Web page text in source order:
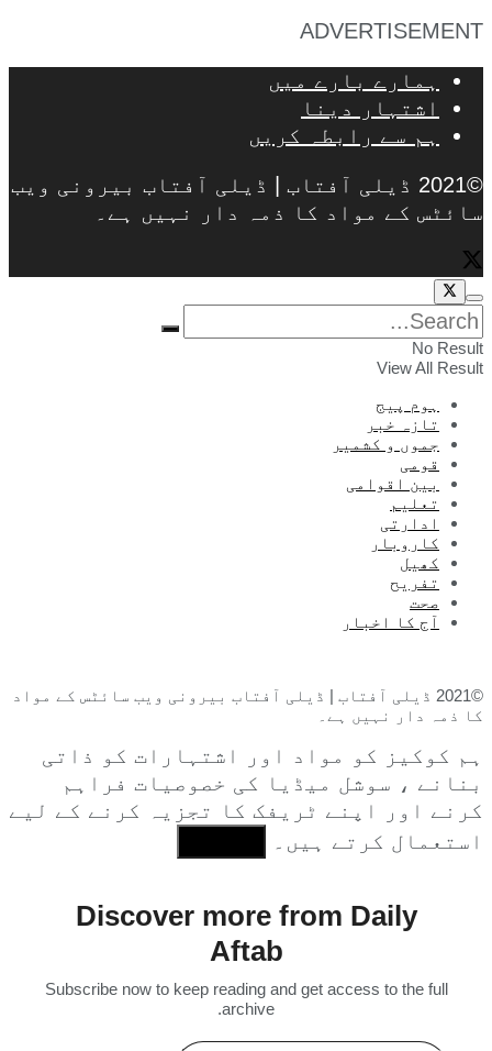
ADVERTISEMENT
ہمارے بارے میں
اشتہار دینا
ہم سے رابطہ کریں
©2021 ڈیلی آفتاب | ڈیلی آفتاب بیرونی ویب
سائٹس کے مواد کا ذمہ دار نہیں ہے۔
No Result
View All Result
ہوم پیج
تازہ خبر
جموں و کشمیر
قومی
بین اقوامی
تعلیم
ادارتی
کاروبار
کھیل
تفریح
صحت
آج کا اخبار
©2021 ڈیلی آفتاب | ڈیلی آفتاب بیرونی ویب سائٹس کے مواد
کا ذمہ دار نہیں ہے۔
ہم کوکیز کو مواد اور اشتہارات کو ذاتی
بنانے ، سوشل میڈیا کی خصوصیات فراہم
کرنے اور اپنے ٹریفک کا تجزیہ کرنے کے لیے
استعمال کرتے ہیں۔
Discover more from Daily
Aftab
Subscribe now to keep reading and get access to the full
archive.